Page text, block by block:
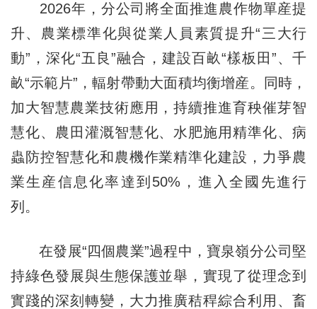
2026年，分公司將全面推進農作物單産提
升、農業標準化與從業人員素質提升“三大行
動”，深化“五良”融合，建設百畝“樣板田”、千
畝“示範片”，輻射帶動大面積均衡增産。同時，
加大智慧農業技術應用，持續推進育秧催芽智
慧化、農田灌溉智慧化、水肥施用精準化、病
蟲防控智慧化和農機作業精準化建設，力爭農
業生産信息化率達到50%，進入全國先進行
列。
在發展“四個農業”過程中，寶泉嶺分公司堅
持綠色發展與生態保護並舉，實現了從理念到
實踐的深刻轉變，大力推廣秸稈綜合利用、畜